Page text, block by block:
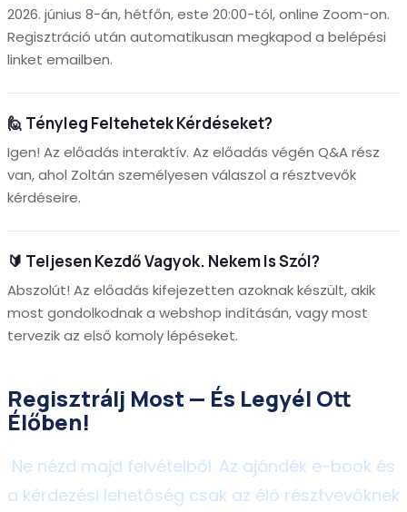
2026. június 8-án, hétfőn, este 20:00-tól, online Zoom-on.
Regisztráció után automatikusan megkapod a belépési
linket emailben.
🙋 Tényleg Feltehetek Kérdéseket?
Igen! Az előadás interaktív. Az előadás végén Q&A rész
van, ahol Zoltán személyesen válaszol a résztvevők
kérdéseire.
🔰 Teljesen Kezdő Vagyok. Nekem Is Szól?
Abszolút! Az előadás kifejezetten azoknak készült, akik
most gondolkodnak a webshop indításán, vagy most
tervezik az első komoly lépéseket.
Regisztrálj Most — És Legyél Ott
Élőben!
Ne nézd majd felvételből. Az ajándék e-book és
a kérdezési lehetőség csak az élő résztvevőknek